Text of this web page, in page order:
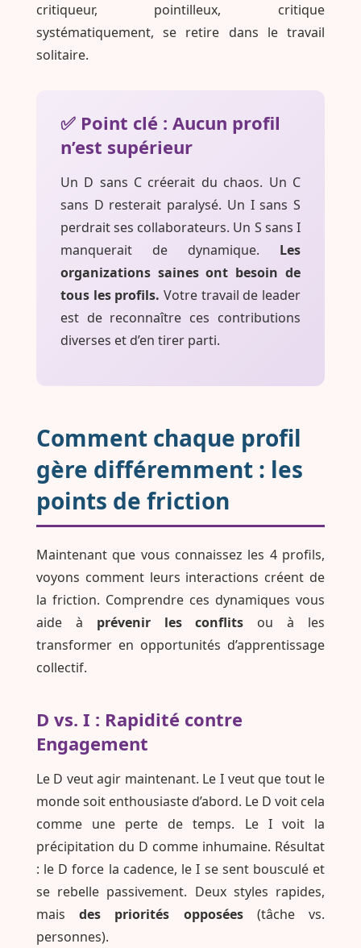
critiqueur, pointilleux, critique
systématiquement, se retire dans le travail
solitaire.
✅ Point clé : Aucun profil
n’est supérieur
Un D sans C créerait du chaos. Un C
sans D resterait paralysé. Un I sans S
perdrait ses collaborateurs. Un S sans I
manquerait de dynamique. Les
organizations saines ont besoin de
tous les profils. Votre travail de leader
est de reconnaître ces contributions
diverses et d’en tirer parti.
Comment chaque profil
gère différemment : les
points de friction
Maintenant que vous connaissez les 4 profils,
voyons comment leurs interactions créent de
la friction. Comprendre ces dynamiques vous
aide à prévenir les conflits ou à les
transformer en opportunités d’apprentissage
collectif.
D vs. I : Rapidité contre
Engagement
Le D veut agir maintenant. Le I veut que tout le
monde soit enthousiaste d’abord. Le D voit cela
comme une perte de temps. Le I voit la
précipitation du D comme inhumaine. Résultat
: le D force la cadence, le I se sent bousculé et
se rebelle passivement. Deux styles rapides,
maisdes priorités opposées(tâche vs.
personnes).